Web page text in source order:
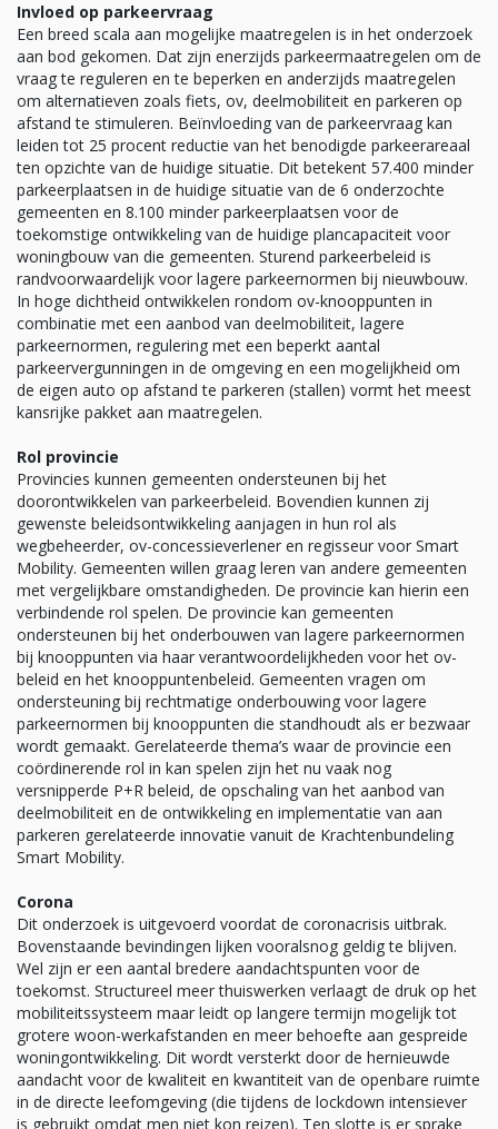
Invloed op parkeervraag
Een breed scala aan mogelijke maatregelen is in het onderzoek
aan bod gekomen. Dat zijn enerzijds parkeermaatregelen om de
vraag te reguleren en te beperken en anderzijds maatregelen
om alternatieven zoals fiets, ov, deelmobiliteit en parkeren op
afstand te stimuleren. Beïnvloeding van de parkeervraag kan
leiden tot 25 procent reductie van het benodigde parkeerareaal
ten opzichte van de huidige situatie. Dit betekent 57.400 minder
parkeerplaatsen in de huidige situatie van de 6 onderzochte
gemeenten en 8.100 minder parkeerplaatsen voor de
toekomstige ontwikkeling van de huidige plancapaciteit voor
woningbouw van die gemeenten. Sturend parkeerbeleid is
randvoorwaardelijk voor lagere parkeernormen bij nieuwbouw.
In hoge dichtheid ontwikkelen rondom ov-knooppunten in
combinatie met een aanbod van deelmobiliteit, lagere
parkeernormen, regulering met een beperkt aantal
parkeervergunningen in de omgeving en een mogelijkheid om
de eigen auto op afstand te parkeren (stallen) vormt het meest
kansrijke pakket aan maatregelen.
Rol provincie
Provincies kunnen gemeenten ondersteunen bij het
doorontwikkelen van parkeerbeleid. Bovendien kunnen zij
gewenste beleidsontwikkeling aanjagen in hun rol als
wegbeheerder, ov-concessieverlener en regisseur voor Smart
Mobility. Gemeenten willen graag leren van andere gemeenten
met vergelijkbare omstandigheden. De provincie kan hierin een
verbindende rol spelen. De provincie kan gemeenten
ondersteunen bij het onderbouwen van lagere parkeernormen
bij knooppunten via haar verantwoordelijkheden voor het ov-
beleid en het knooppuntenbeleid. Gemeenten vragen om
ondersteuning bij rechtmatige onderbouwing voor lagere
parkeernormen bij knooppunten die standhoudt als er bezwaar
wordt gemaakt. Gerelateerde thema’s waar de provincie een
coördinerende rol in kan spelen zijn het nu vaak nog
versnipperde P+R beleid, de opschaling van het aanbod van
deelmobiliteit en de ontwikkeling en implementatie van aan
parkeren gerelateerde innovatie vanuit de Krachtenbundeling
Smart Mobility.
Corona
Dit onderzoek is uitgevoerd voordat de coronacrisis uitbrak.
Bovenstaande bevindingen lijken vooralsnog geldig te blijven.
Wel zijn er een aantal bredere aandachtspunten voor de
toekomst. Structureel meer thuiswerken verlaagt de druk op het
mobiliteitssysteem maar leidt op langere termijn mogelijk tot
grotere woon-werkafstanden en meer behoefte aan gespreide
woningontwikkeling. Dit wordt versterkt door de hernieuwde
aandacht voor de kwaliteit en kwantiteit van de openbare ruimte
in de directe leefomgeving (die tijdens de lockdown intensiever
is gebruikt omdat men niet kon reizen). Ten slotte is er sprake